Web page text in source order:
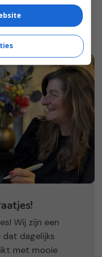
Wij zijn een
dat dagelijks
met mooie